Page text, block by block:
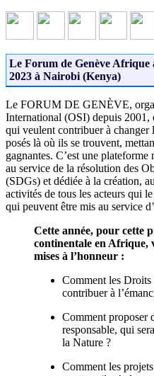
Cette année aura
Pour permettre au plus grand
Lire le descriptif détaillé plus bas ↓
Le Forum de Genève Afrique
2023 à Nairobi (Kenya)
Le FORUM DE GENÈVE,
International (OSI) depuis 2001,
qui veulent contribuer à changer
posés là où ils se trouvent,
gagnantes. C’est une
au service de la résolution des
(SDGs) et dédiée à la création,
activités de tous les acteurs qui
qui peuvent être mis au service
Cette année, pour cette
continentale en Afrique,
mises à l’honneur :
Comment les
contribuer à
Comment proposer
responsable, qui
la Nature ?
Comment les